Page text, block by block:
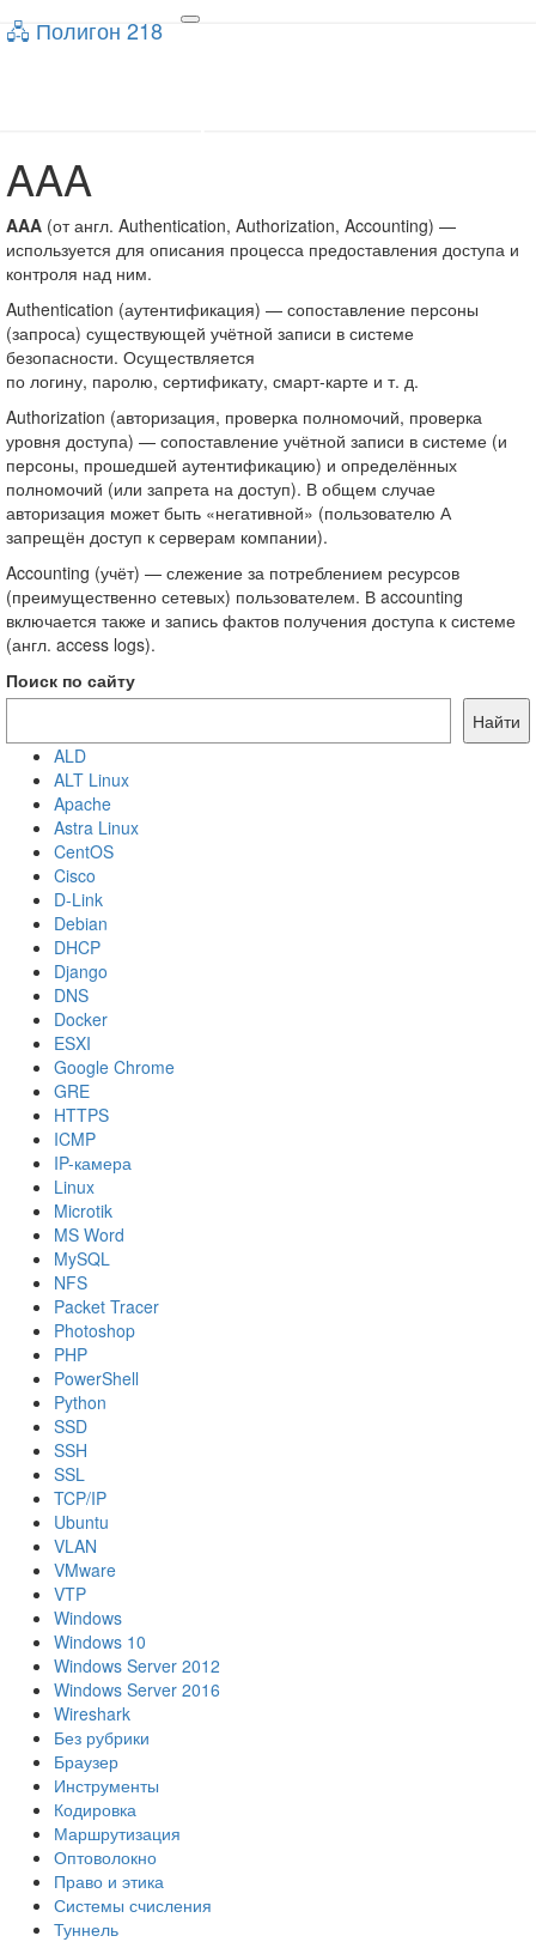
Toggle
🖧 Полигон 218
🖧 Полигон 218
AAA
AAA
AAA (от англ. Authentication, Authorization, Accounting) —
используется для описания процесса предоставления доступа и
контроля над ним.
Authentication (аутентификация) — сопоставление персоны
(запроса) существующей учётной записи в системе
безопасности. Осуществляется
по логину, паролю, сертификату, смарт-карте и т. д.
Authorization (авторизация, проверка полномочий, проверка
уровня доступа) — сопоставление учётной записи в системе (и
персоны, прошедшей аутентификацию) и определённых
полномочий (или запрета на доступ). В общем случае
авторизация может быть «негативной» (пользователю А
запрещён доступ к серверам компании).
Accounting (учёт) — слежение за потреблением ресурсов
(преимущественно сетевых) пользователем. В accounting
включается также и запись фактов получения доступа к системе
(англ. access logs).
Поиск по сайту
Найти
ALD
ALT Linux
Apache
Astra Linux
CentOS
Cisco
D-Link
Debian
DHCP
Django
DNS
Docker
ESXI
Google Chrome
GRE
HTTPS
ICMP
IP-камера
Linux
Microtik
MS Word
MySQL
NFS
Packet Tracer
Photoshop
PHP
PowerShell
Python
SSD
SSH
SSL
TCP/IP
Ubuntu
VLAN
VMware
VTP
Windows
Windows 10
Windows Server 2012
Windows Server 2016
Wireshark
Без рубрики
Браузер
Инструменты
Кодировка
Маршрутизация
Оптоволокно
Право и этика
Системы счисления
Туннель